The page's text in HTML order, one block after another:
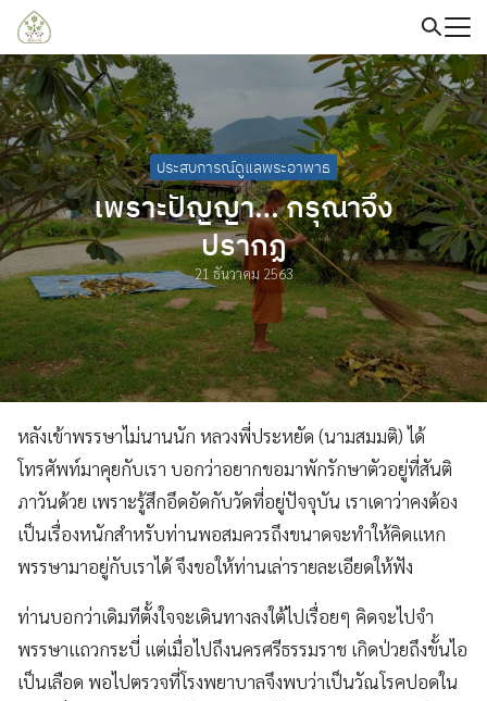
Skip
content
Search
for:
ประสบการณ์ดูแลพระอาพาธ
เพราะปัญญา… กรุณาจึง
ปรากฏ
21 ธันวาคม 2563
หลังเข้าพรรษาไม่นานนัก หลวงพี่ประหยัด (นามสมมติ) ได้
โทรศัพท์มาคุยกับเรา บอกว่าอยากขอมาพักรักษาตัวอยู่ที่สันติ
ภาวันด้วย เพราะรู้สึกอึดอัดกับวัดที่อยู่ปัจจุบัน เราเดาว่าคงต้อง
เป็นเรื่องหนักสำหรับท่านพอสมควรถึงขนาดจะทำให้คิดแหก
พรรษามาอยู่กับเราได้ จึงขอให้ท่านเล่ารายละเอียดให้ฟัง
ท่านบอกว่าเดิมทีตั้งใจจะเดินทางลงใต้ไปเรื่อยๆ คิดจะไปจำ
พรรษาแถวกระบี่ แต่เมื่อไปถึงนครศรีธรรมราช เกิดป่วยถึงขั้นไอ
เป็นเลือด พอไปตรวจที่โรงพยาบาลจึงพบว่าเป็นวัณโรคปอดใน